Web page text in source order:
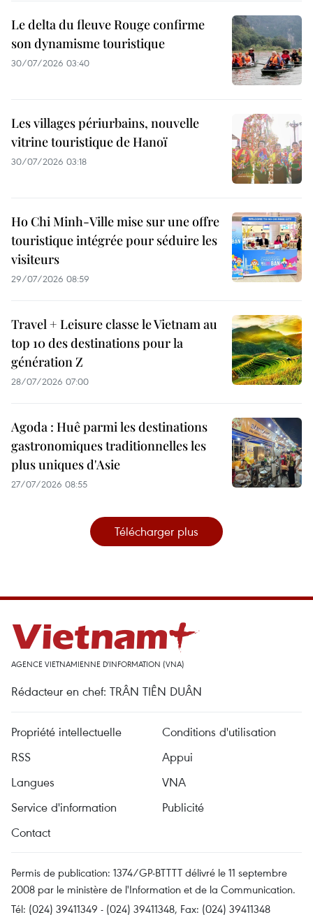
Le delta du fleuve Rouge confirme
son dynamisme touristique
30/07/2026 03:40
Les villages périurbains, nouvelle
vitrine touristique de Hanoï
30/07/2026 03:18
Ho Chi Minh-Ville mise sur une offre
touristique intégrée pour séduire les
visiteurs
29/07/2026 08:59
Travel + Leisure classe le Vietnam au
top 10 des destinations pour la
génération Z
28/07/2026 07:00
Agoda : Huê parmi les destinations
gastronomiques traditionnelles les
plus uniques d'Asie
27/07/2026 08:55
Télécharger plus
AGENCE VIETNAMIENNE D'INFORMATION (VNA)
Rédacteur en chef: TRÂN TIÊN DUÂN
Propriété intellectuelle
Conditions d'utilisation
RSS
Appui
Langues
VNA
Service d'information
Publicité
Contact
Permis de publication: 1374/GP-BTTTT délivré le 11 septembre
2008 par le ministère de l'Information et de la Communication.
Tél: (024) 39411349 - (024) 39411348, Fax: (024) 39411348